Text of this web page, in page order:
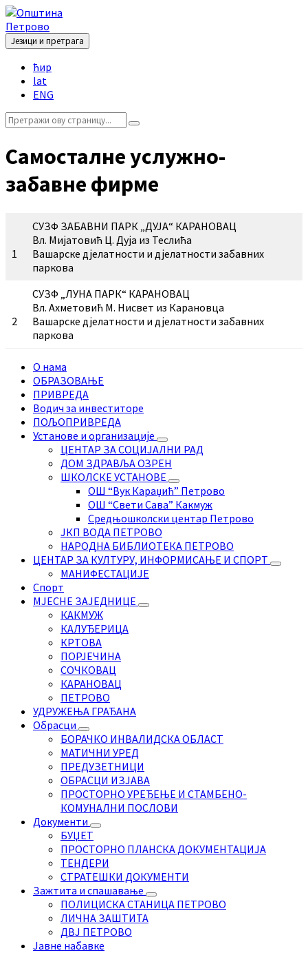
Skip
to
content
Skip
to
left
sidebar
Skip
to
footer
Језици и претрага
Choose
language:
ћир
lat
ENG
Search:
Самосталне услужно-
забавне фирме
1
СУЗФ ЗАБАВНИ ПАРК „ДУЈА“ КАРАНОВАЦ
Вл. Мијатовић Ц. Дуја из Теслића
Вашарске дјелатности и дјелатности забавних
паркова
2
СУЗФ „ЛУНА ПАРК“ КАРАНОВАЦ
Вл. Ахметовић М. Нисвет из Карановца
Вашарске дјелатности и дјелатности забавних
паркова
О нама
ОБРАЗОВАЊЕ
ПРИВРЕДА
Водич за инвеститоре
ПОЉОПРИВРЕДА
Установе и организације
ЦЕНТАР ЗА СОЦИЈАЛНИ РАД
ДОМ ЗДРАВЉА ОЗРЕН
ШКОЛСКЕ УСТАНОВЕ
ОШ “Вук Караџић” Петрово
ОШ “Свети Сава” Какмуж
Средњошколски центар Петрово
ЈКП ВОДА ПЕТРОВО
НАРОДНА БИБЛИОТЕКА ПЕТРОВО
ЦЕНТАР ЗА КУЛТУРУ, ИНФОРМИСАЊЕ И СПОРТ
МАНИФЕСТАЦИЈЕ
Спорт
МЈЕСНЕ ЗАЈЕДНИЦЕ
КАКМУЖ
КАЛУЂЕРИЦА
КРТОВА
ПОРЈЕЧИНА
СОЧКОВАЦ
КАРАНОВАЦ
ПЕТРОВО
УДРУЖЕЊА ГРАЂАНА
Обрасци
БОРАЧКО ИНВАЛИДСКА ОБЛАСТ
МАТИЧНИ УРЕД
ПРЕДУЗЕТНИЦИ
ОБРАСЦИ ИЗЈАВА
ПРОСТОРНО УРЕЂЕЊЕ И СТАМБЕНО-
КОМУНАЛНИ ПОСЛОВИ
Документи
БУЏЕТ
ПРОСТОРНО ПЛАНСКА ДОКУМЕНТАЦИЈА
ТЕНДЕРИ
СТРАТЕШКИ ДОКУМЕНТИ
Зажтита и спашавање
ПОЛИЦИСКА СТАНИЦА ПЕТРОВО
ЛИЧНА ЗАШТИТА
ДВЈ ПЕТРОВО
Јавне набавке